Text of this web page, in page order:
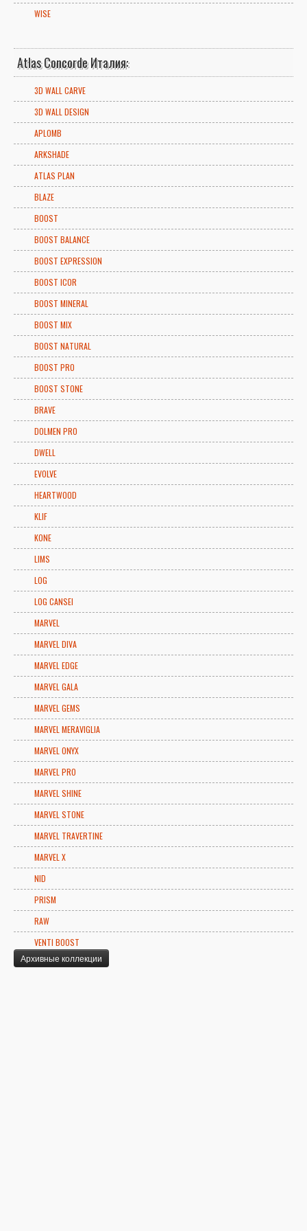
WISE
Atlas Concorde Италия:
3D WALL CARVE
3D WALL DESIGN
APLOMB
ARKSHADE
ATLAS PLAN
BLAZE
BOOST
BOOST BALANCE
BOOST EXPRESSION
BOOST ICOR
BOOST MINERAL
BOOST MIX
BOOST NATURAL
BOOST PRO
BOOST STONE
BRAVE
DOLMEN PRO
DWELL
EVOLVE
HEARTWOOD
KLIF
KONE
LIMS
LOG
LOG CANSEI
MARVEL
MARVEL DIVA
MARVEL EDGE
MARVEL GALA
MARVEL GEMS
MARVEL MERAVIGLIA
MARVEL ONYX
MARVEL PRO
MARVEL SHINE
MARVEL STONE
MARVEL TRAVERTINE
MARVEL X
NID
PRISM
RAW
VENTI BOOST
Архивные коллекции